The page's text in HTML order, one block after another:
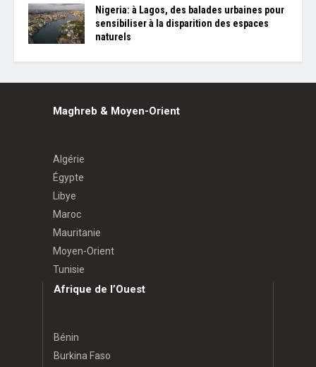
Nigeria: à Lagos, des balades urbaines pour
sensibiliser à la disparition des espaces
naturels
Maghreb & Moyen-Orient
Algérie
Égypte
Libye
Maroc
Mauritanie
Moyen-Orient
Tunisie
Afrique de l’Ouest
Bénin
Burkina Faso